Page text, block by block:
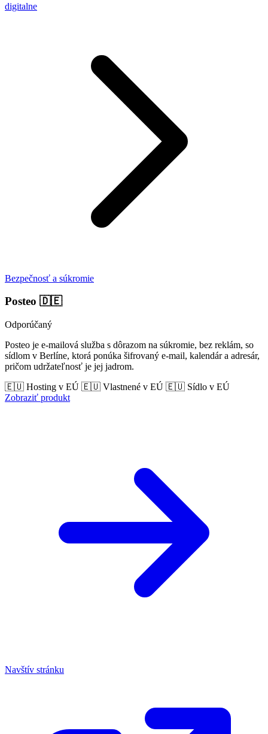
digitalne
Bezpečnosť a súkromie
Posteo 🇩🇪
Odporúčaný
Posteo je e-mailová služba s dôrazom na súkromie, bez reklám, so
sídlom v Berlíne, ktorá ponúka šifrovaný e-mail, kalendár a adresár,
pričom udržateľnosť je jej jadrom.
🇪🇺 Hosting v EÚ 🇪🇺 Vlastnené v EÚ 🇪🇺 Sídlo v EÚ
Zobraziť produkt
Navštív stránku